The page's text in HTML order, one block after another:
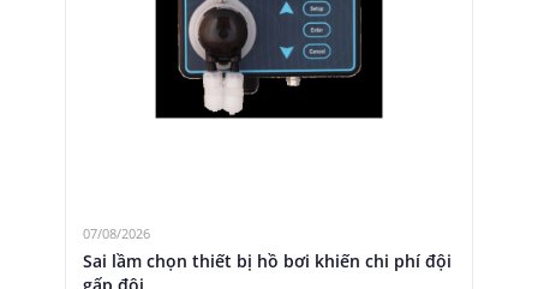
07/08/2026
Sai lầm chọn thiết bị hồ bơi khiến chi phí đội